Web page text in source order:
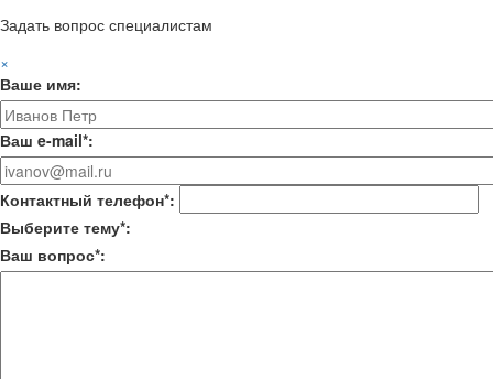
Задать вопрос специалистам
×
Ваше имя:
Ваш e-mail*:
Контактный телефон*:
Выберите тему*:
Ваш вопрос*: